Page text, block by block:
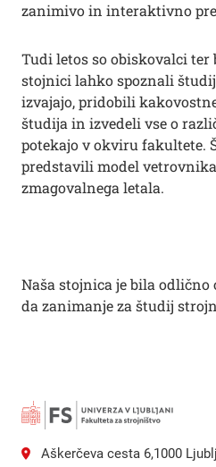
zanimivo in interaktivno
Tudi letos so obiskovalci
stojnici lahko spoznali
izvajajo, pridobili
študija in izvedeli vse o
potekajo v okviru fakultete.
predstavili model
zmagovalnega letala.
Naša stojnica je bila odlično
da zanimanje za študij
Aškerčeva cesta 6,1000